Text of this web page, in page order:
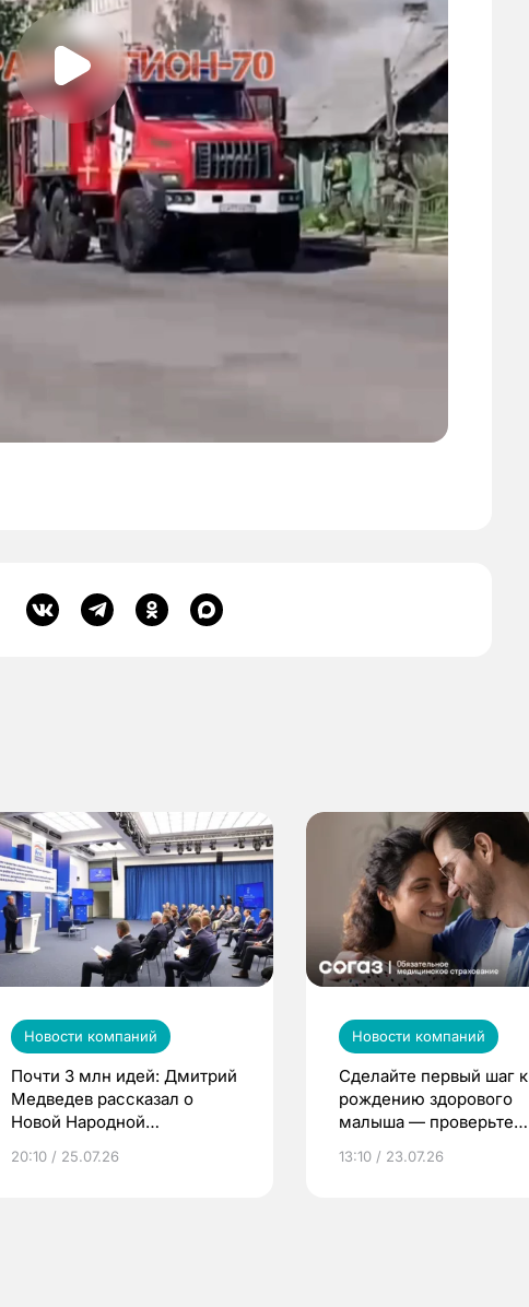
Новости компаний
Почти 3 млн идей: Дмитрий
Медведев рассказал о
Новой Народной
20:10 / 25.07.26
Новости компаний
Сделайте первый шаг к
рождению здорового
малыша — проверьте
по ОМС!
13:10 / 23.07.26